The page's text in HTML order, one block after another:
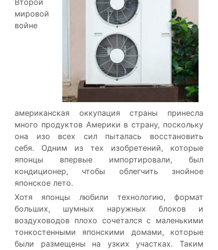
Второй
мировой
войне
американская оккупация страны принесла
много продуктов Америки в страну, поскольку
она изо всех сил пыталась восстановить
себя. Одним из тех изобретений, которые
японцы впервые импортировали, был
кондиционер, чтобы облегчить знойное
японское лето.
Хотя японцы любили технологию, формат
больших, шумных наружных блоков и
воздуховодов плохо сочетался с маленькими
тонкостенными японскими домами, которые
были размещены на узких участках. Таким